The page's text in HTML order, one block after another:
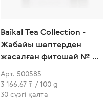
Baikal Tea Collection -
Жабайы шөптерден
жасалған фитошай № 5
(Жайлы ас қорыту)
Арт. 500585
3 166,67 ₸ / 100 g
30 сүзгі қалта